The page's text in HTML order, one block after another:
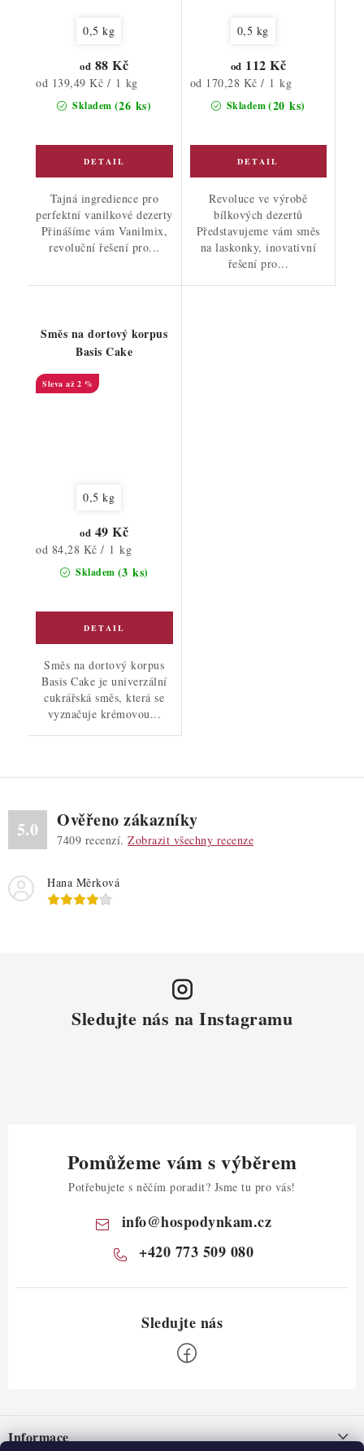
0,5 kg
Skladem (26 ks)
od 88 Kč
Měrná
cena:
od 139,49 Kč / 1 kg
Tajná ingredience pro
perfektní vanilkové dezerty
Přinášíme vám Vanilmix,
revoluční řešení pro...
0,5 kg
Skladem(20 ks)
od 112 Kč
Měrná
cena:
od 170,28 Kč / 1 kg
Revoluce ve výrobě
bílkových dezertů
Představujeme vám směs
na laskonky, inovativní
řešení pro...
Směs na dortový korpus
Basis Cake
až 2 %
0,5 kg
Skladem (3 ks)
od 49 Kč
Měrná
od 84,28 Kč / 1 kg
Směs na dortový korpus
Basis Cake je univerzální
cukrářská směs, která se
vyznačuje krémovou...
5.0 Ověřeno zákazníky
7409 recenzí. Zobrazit všechny recenze
Hana Měrková
Sledujte nás na Instagramu
Pomůžeme vám s výběrem
Potřebujete s něčím poradit? Jsme tu pro vás!
info@hospodynkam.cz
+420 773 509 080
pInformace